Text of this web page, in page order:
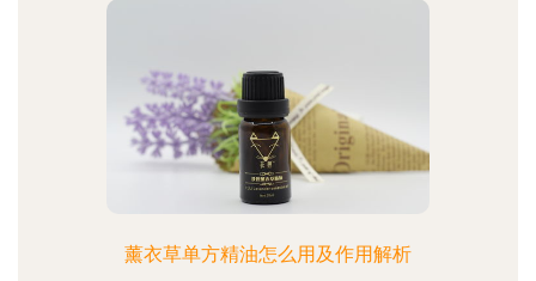
薰衣草单方精油怎么用及作用解析